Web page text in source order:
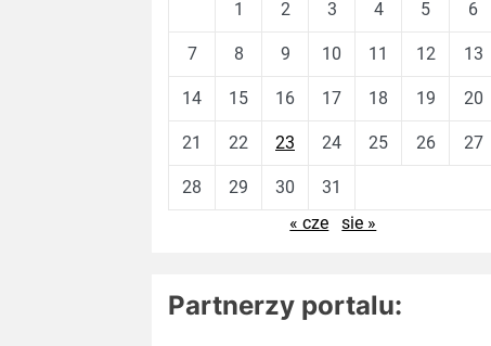
1
2 3 4 5 6
7 8 9 10 11 12 13
14 15 16 17 18 19 20
21 22 23 24 25 26 27
28 29 30
31
« cze
sie »
Partnerzy portalu: